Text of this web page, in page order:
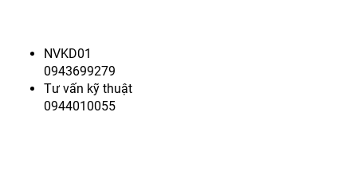
NVKD01
0943699279
Tư vấn kỹ thuật
0944010055